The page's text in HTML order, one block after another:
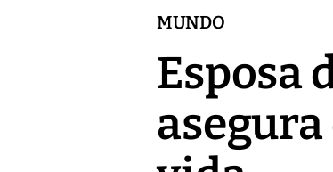
MUNDO
Esposa